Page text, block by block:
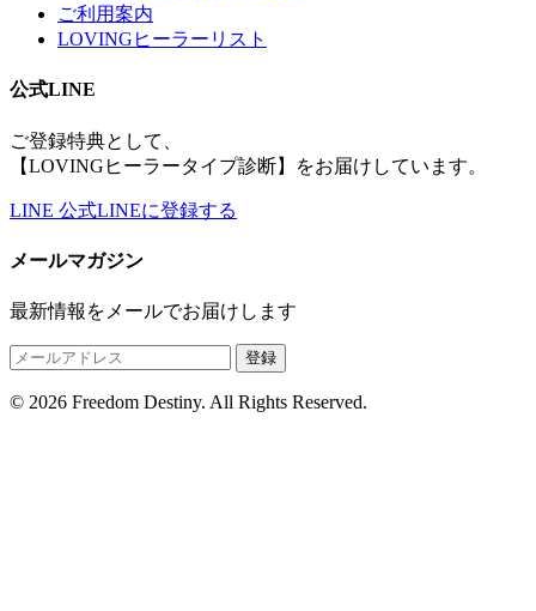
ご利用案内
LOVINGヒーラーリスト
公式LINE
ご登録特典として、
【LOVINGヒーラータイプ診断】をお届けしています。
LINE 公式LINEに登録する
メールマガジン
最新情報をメールでお届けします
登録
© 2026 Freedom Destiny. All Rights Reserved.